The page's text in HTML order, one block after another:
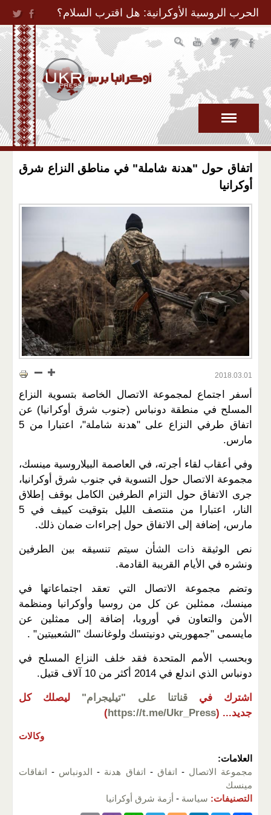
Jump to Navigation
الحرب الروسية الأوكرانية: هل اقترب السلام؟
اتفاق حول "هدنة شاملة" في مناطق النزاع شرق
أوكرانيا
2018.03.01
أسفر اجتماع لمجموعة الاتصال الخاصة بتسوية النزاع
المسلح في منطقة دونباس (جنوب شرق أوكرانيا) عن
اتفاق طرفي النزاع على "هدنة شاملة"، اعتبارا من 5
مارس.
وفي أعقاب لقاء أجرته، في العاصمة البيلاروسية مينسك،
مجموعة الاتصال حول التسوية في جنوب شرق أوكرانيا،
جرى الاتفاق حول التزام الطرفين الكامل بوقف إطلاق
النار، اعتبارا من منتصف الليل بتوقيت كييف في 5
مارس، إضافة إلى الاتفاق حول إجراءات ضمان ذلك.
نص الوثيقة ذات الشأن سيتم تنسيقه بين الطرفين
ونشره في الأيام القريبة القادمة.
وتضم مجموعة الاتصال التي تعقد اجتماعاتها في
مينسك، ممثلين عن كل من روسيا وأوكرانيا ومنظمة
الأمن والتعاون في أوروبا، إضافة إلى ممثلين عن
مايسمى "جمهوريتي دونيتسك ولوغانسك "الشعبيتين" .
وبحسب الأمم المتحدة فقد خلف النزاع المسلح في
دونباس الذي اندلع في 2014 أكثر من 10 آلاف قتيل.
اشترك في قناتنا على "تيليجرام"
ليصلك كل
جديد... (
https://t.me/Ukr_Press
)
وكالات
العلامات:
مجموعة الاتصال - اتفاق - اتفاق هدنة - الدونباس - اتفاقات
مينسك
التصنيفات: سياسة - أزمة شرق أوكرانيا